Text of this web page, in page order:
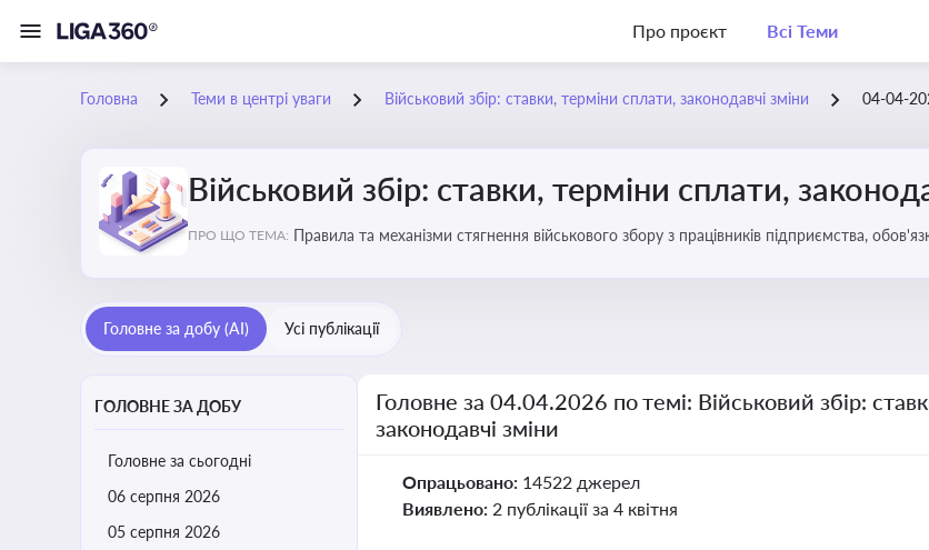
Про проєкт Всі Теми
Головна Теми в центрі уваги Військовий збір: ставки, терміни сплати, законодавчі зміни 04-04-
Військовий збір: ставки, терміни сплати,
ПРО ЩО ТЕМА: Правила та механізми стягнення військового збору з працівників підприємства,
Головне за добу (AI) Усі публікації
ГОЛОВНЕ ЗА ДОБУ
Головне за сьогодні
06 серпня 2026
05 серпня 2026
Головне за 04.04.2026 по темі: Військовий збір:
законодавчі зміни
Опрацьовано: 14522 джерел
Виявлено: 2 публікації за 4 квітня